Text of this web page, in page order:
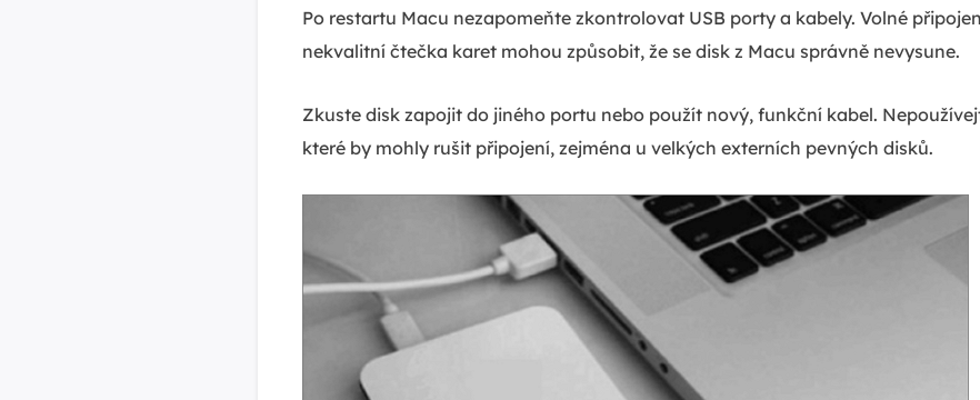
Po restartu Macu nezapomeňte zkontrolovat USB porty a kabely. Volné
nekvalitní čtečka karet mohou způsobit, že se disk z Macu správně nevysune.
Zkuste disk zapojit do jiného portu nebo použít nový, funkční kabel.
které by mohly rušit připojení, zejména u velkých externích pevných disků.